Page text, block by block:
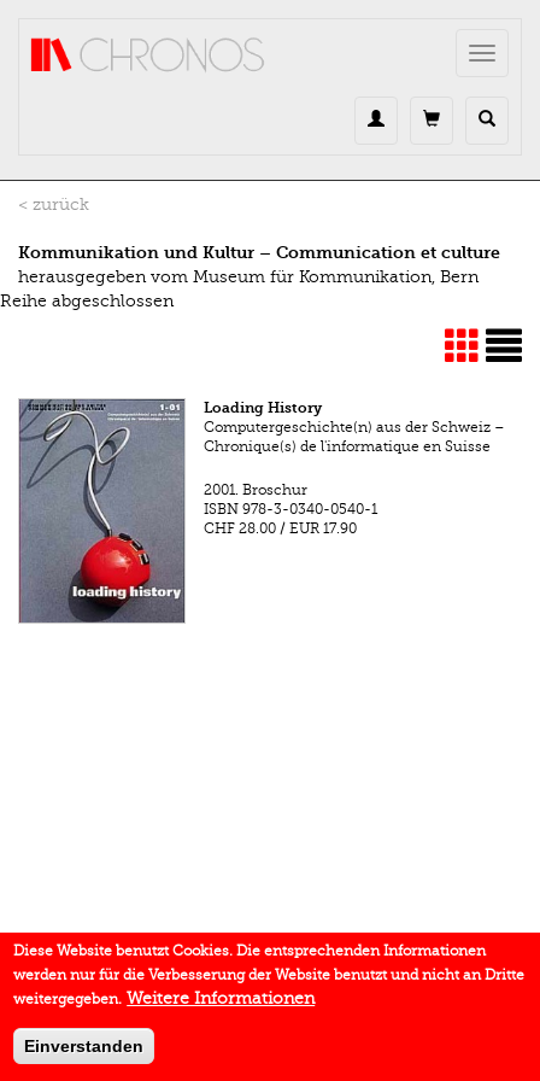
Toggle
< zurück
Kommunikation und Kultur – Communication et culture
herausgegeben vom Museum für Kommunikation, Bern
Reihe abgeschlossen
Loading History
Computergeschichte(n) aus der Schweiz –
Chronique(s) de l'informatique en Suisse
2001. Broschur
ISBN 978-3-0340-0540-1
CHF 28.00 /EUR 17.90
Diese Website benutzt Cookies. Die entsprechenden Informationen
werden nur für die Verbesserung der Website benutzt und nicht an Dritte
weitergegeben. Weitere Informationen
Einverstanden